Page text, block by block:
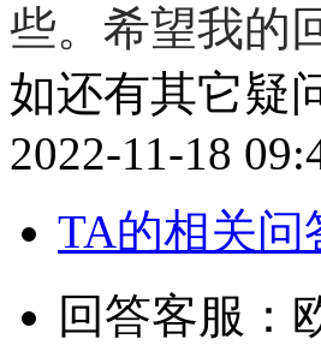
些。希望我的
如还有其它疑
2022-11-18
TA的相关问
回答客服：